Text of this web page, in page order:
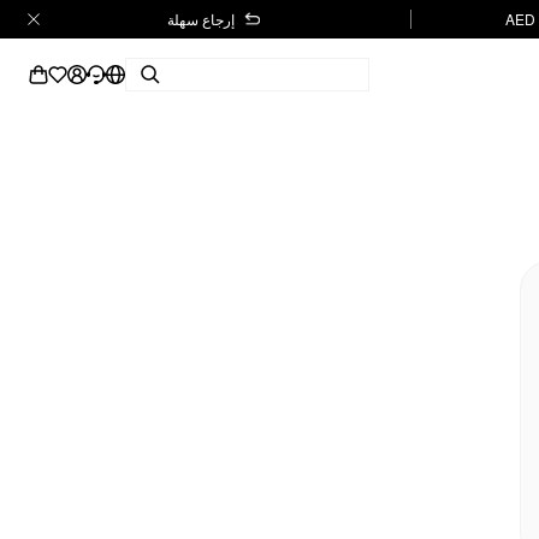
إرجاع سهلة